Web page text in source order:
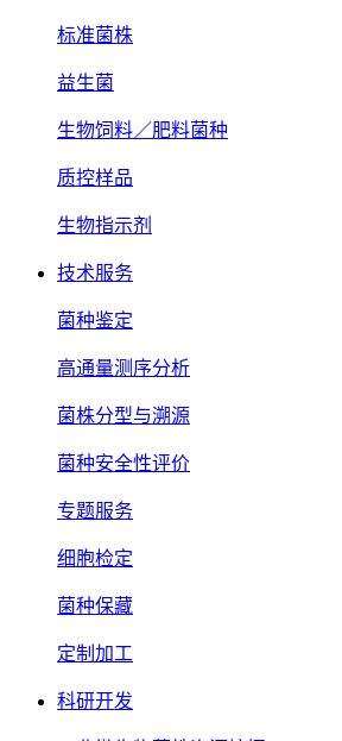
标准菌株
益生菌
生物饲料／肥料菌种
质控样品
生物指示剂
技术服务
菌种鉴定
高通量测序分析
菌株分型与溯源
菌种安全性评价
专题服务
细胞检定
菌种保藏
定制加工
科研开发